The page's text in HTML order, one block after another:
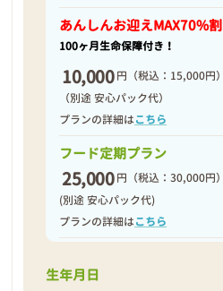
❮
あんしんお迎えMAX70%割
100ヶ月生命保障付き！
10,000 円 （税込：15,000円）
（別途 安心パック代）
プランの詳細はこちら
フード定期プラン
25,000 円 （税込：30,000円）
(別途 安心パック代)
プランの詳細はこちら
生年月日